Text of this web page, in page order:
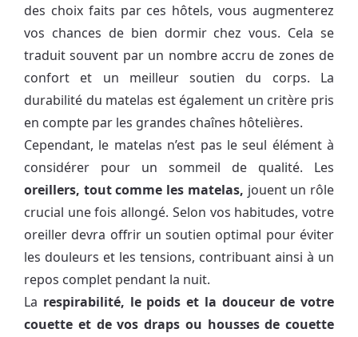
des choix faits par ces hôtels, vous augmenterez
vos chances de bien dormir chez vous. Cela se
traduit souvent par un nombre accru de zones de
confort et un meilleur soutien du corps. La
durabilité du matelas est également un critère pris
en compte par les grandes chaînes hôtelières.
Cependant, le matelas n’est pas le seul élément à
considérer pour un sommeil de qualité. Les
oreillers, tout comme les matelas, jouent un rôle
crucial une fois allongé. Selon vos habitudes, votre
oreiller devra offrir un soutien optimal pour éviter
les douleurs et les tensions, contribuant ainsi à un
repos complet pendant la nuit.
La respirabilité, le poids et la douceur de votre
couette et de vos draps ou housses de couette